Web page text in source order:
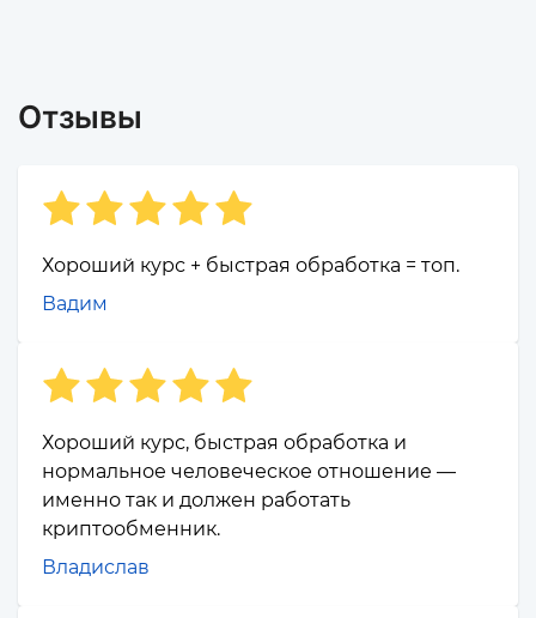
Отзывы
Хороший курс + быстрая обработка = топ.
Вадим
Хороший курс, быстрая обработка и
нормальное человеческое отношение —
именно так и должен работать
криптообменник.
Владислав